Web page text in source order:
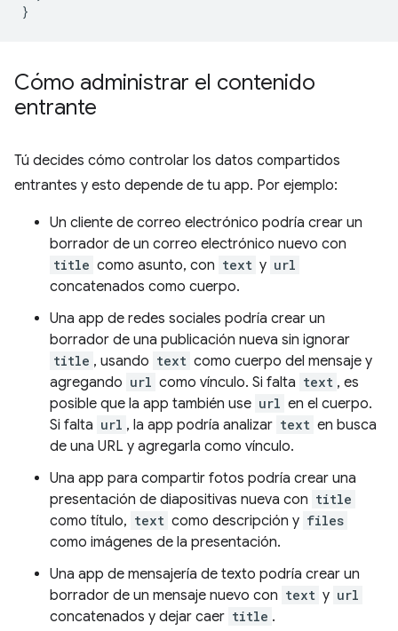
}
Cómo administrar el contenido
entrante
Tú decides cómo controlar los datos compartidos
entrantes y esto depende de tu app. Por ejemplo:
Un cliente de correo electrónico podría crear un
borrador de un correo electrónico nuevo con
title como asunto, con text y url
concatenados como cuerpo.
Una app de redes sociales podría crear un
borrador de una publicación nueva sin ignorar
title , usando text como cuerpo del mensaje y
agregando url como vínculo. Si falta text , es
posible que la app también use url en el cuerpo.
Si falta url , la app podría analizar text en busca
de una URL y agregarla como vínculo.
Una app para compartir fotos podría crear una
presentación de diapositivas nueva con title
como título, text como descripción y files
como imágenes de la presentación.
Una app de mensajería de texto podría crear un
borrador de un mensaje nuevo con text y url
concatenados y dejar caer title .